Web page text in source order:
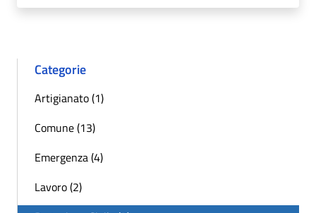
Categorie
Artigianato (1)
Comune (13)
Emergenza (4)
Lavoro (2)